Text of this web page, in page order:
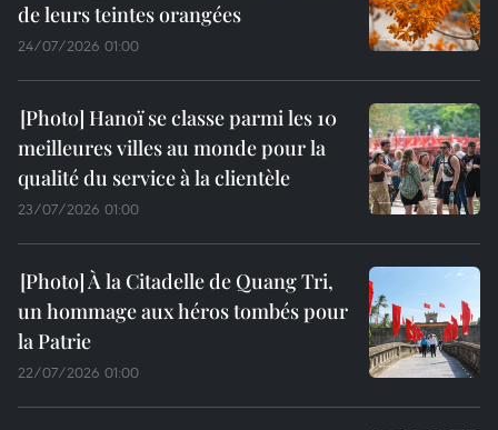
de leurs teintes orangées
24/07/2026 01:00
Hanoï se classe parmi les 10
meilleures villes au monde pour la
qualité du service à la clientèle
23/07/2026 01:00
À la Citadelle de Quang Tri,
un hommage aux héros tombés pour
la Patrie
22/07/2026 01:00